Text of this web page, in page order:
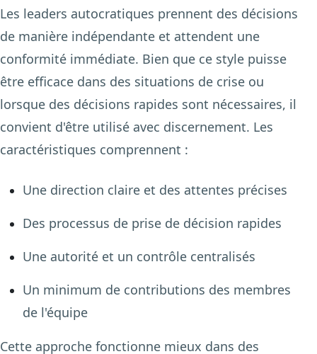
Les leaders autocratiques prennent des décisions
de manière indépendante et attendent une
conformité immédiate. Bien que ce style puisse
être efficace dans des situations de crise ou
lorsque des décisions rapides sont nécessaires, il
convient d'être utilisé avec discernement. Les
caractéristiques comprennent :
Une direction claire et des attentes précises
Des processus de prise de décision rapides
Une autorité et un contrôle centralisés
Un minimum de contributions des membres
de l'équipe
Cette approche fonctionne mieux dans des